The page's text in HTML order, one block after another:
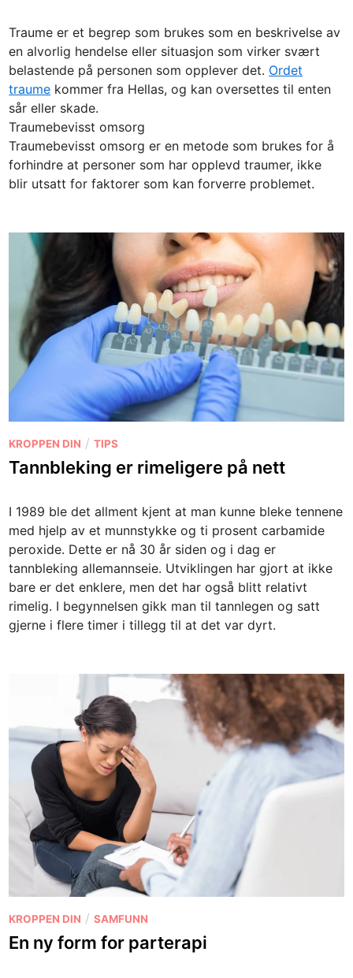
e
d
i
n
Traume er et begrep som brukes som en beskrivelse av
en alvorlig hendelse eller situasjon som virker svært
belastende på personen som opplever det. Ordet
traume kommer fra Hellas, og kan oversettes til enten
sår eller skade.
Traumebevisst omsorg
Traumebevisst omsorg er en metode som brukes for å
forhindre at personer som har opplevd traumer, ikke
blir utsatt for faktorer som kan forverre problemet.
P
o
e
d
i
n
KROPPEN DIN /TIPS
Tannbleking er rimeligere på nett
I 1989 ble det allment kjent at man kunne bleke tennene
med hjelp av et munnstykke og ti prosent carbamide
peroxide. Dette er nå 30 år siden og i dag er
tannbleking allemannseie. Utviklingen har gjort at ikke
bare er det enklere, men det har også blitt relativt
rimelig. I begynnelsen gikk man til tannlegen og satt
gjerne i flere timer i tillegg til at det var dyrt.
P
o
KROPPEN DIN /SAMFUNN
En ny form for parterapi